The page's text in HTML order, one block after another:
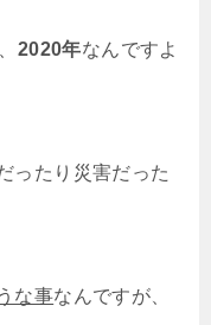
2020年なんですよ
ったり災害だった
な事なんですが、